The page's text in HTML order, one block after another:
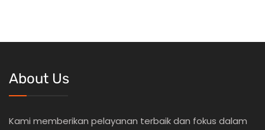
About Us
Kami memberikan pelayanan terbaik dan fokus dalam